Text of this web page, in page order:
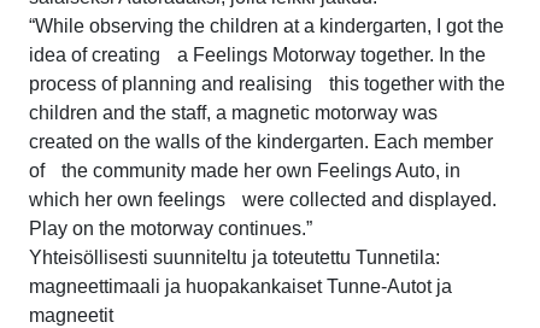
“While observing the children at a kindergarten, I got the
idea of creating a Feelings Motorway together. In the
process of planning and realising this together with the
children and the staff, a magnetic motorway was
created on the walls of the kindergarten. Each member
of the community made her own Feelings Auto, in
which her own feelings were collected and displayed.
Play on the motorway continues.”
Yhteisöllisesti suunniteltu ja toteutettu Tunnetila:
magneettimaali ja huopakankaiset Tunne-Autot ja
magneetit